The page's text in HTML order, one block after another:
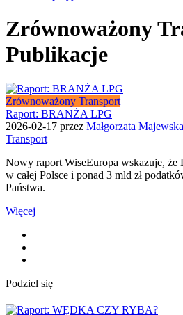
Zrównoważony
Publikacje
Zrównoważony Transport
Raport: BRANŻA LPG
2026-02-17 przez Małgorzata Majewska
Transport
Nowy raport WiseEuropa wskazuje, że
w całej Polsce i ponad 3 mld zł
Państwa.
Więcej
Podziel się